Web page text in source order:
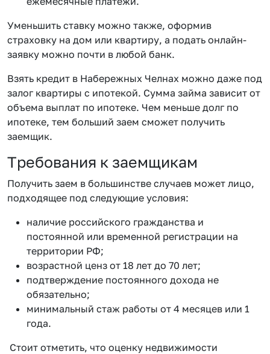
Уменьшить ставку можно также, оформив
страховку на дом или квартиру, а подать онлайн-
заявку можно почти в любой банк.
Взять кредит в Набережных Челнах можно даже под
залог квартиры с ипотекой. Сумма займа зависит от
объема выплат по ипотеке. Чем меньше долг по
ипотеке, тем больший заем сможет получить
заемщик.
Требования к заемщикам
Получить заем в большинстве случаев может лицо,
подходящее под следующие условия:
наличие российского гражданства и
постоянной или временной регистрации на
территории РФ;
возрастной ценз от 18 лет до 70 лет;
подтверждение постоянного дохода не
обязательно;
минимальный стаж работы от 4 месяцев или 1
года.
Стоит отметить, что оценку недвижимости